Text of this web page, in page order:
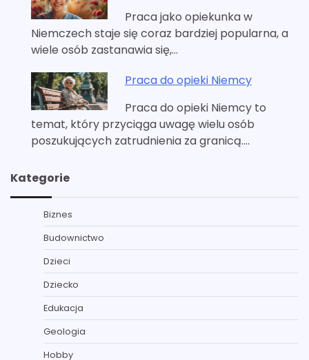
Praca jako opiekunka w
Niemczech staje się coraz bardziej popularna, a
wiele osób zastanawia się,…
Praca do opieki Niemcy
Praca do opieki Niemcy to
temat, który przyciąga uwagę wielu osób
poszukujących zatrudnienia za granicą.…
Kategorie
Biznes
Budownictwo
Dzieci
Dziecko
Edukacja
Geologia
Hobby